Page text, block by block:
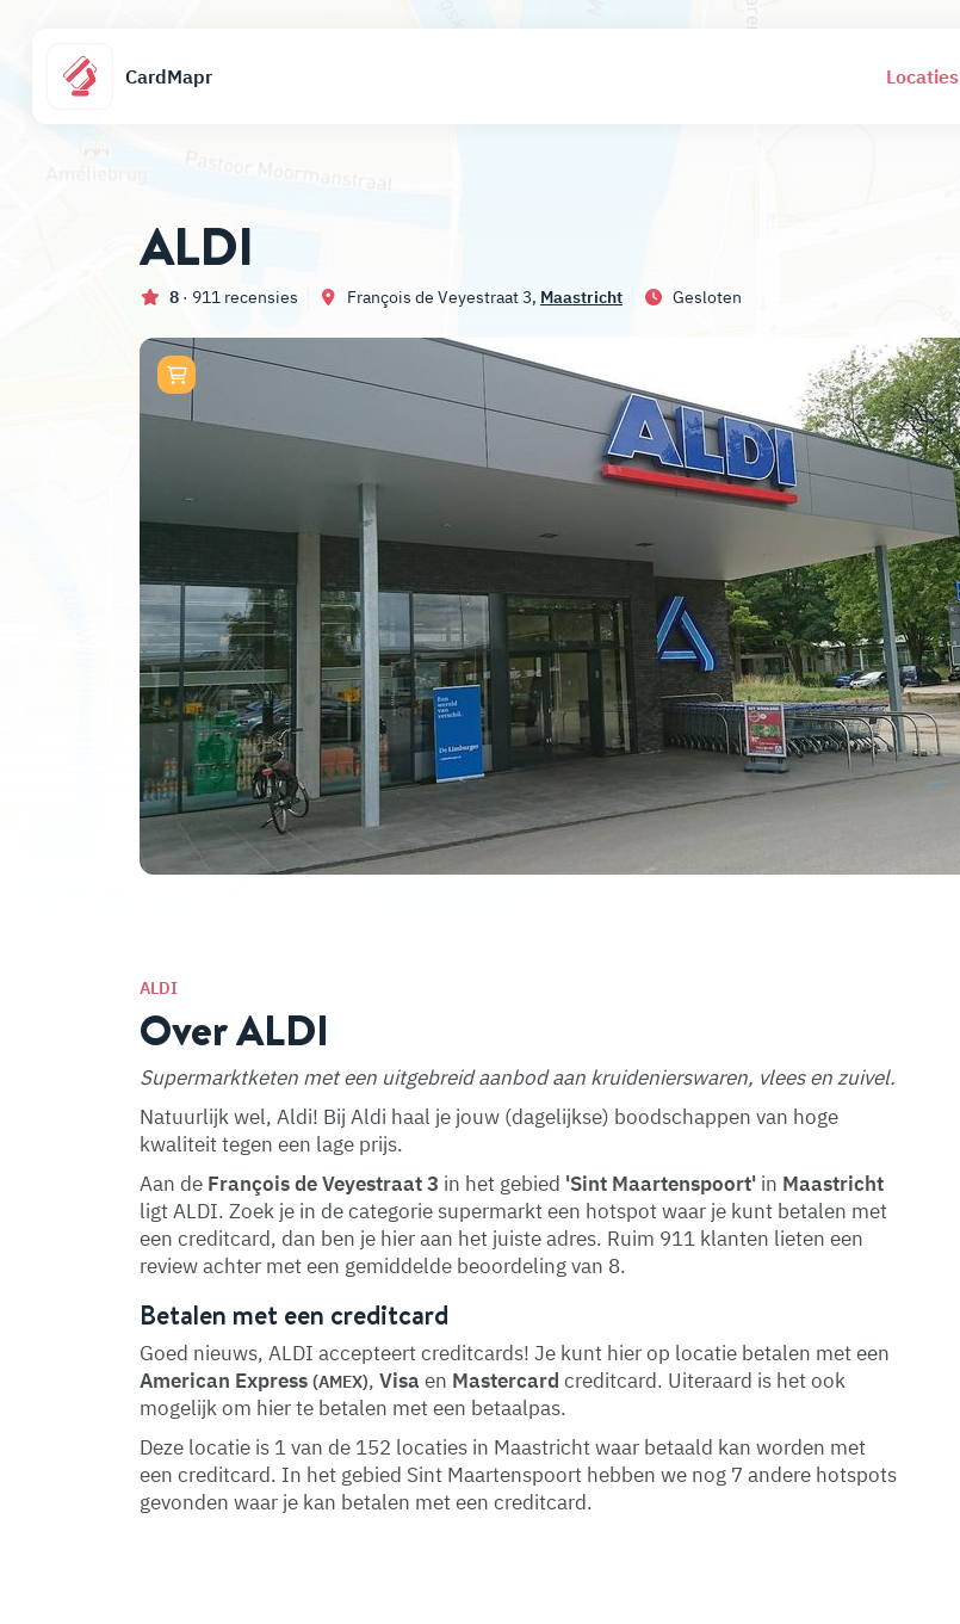
CardMapr Locaties
ALDI
8 · 911 recensies François de Veyestraat 3, Maastricht Gesloten
ALDI
Over ALDI
Supermarktketen met een uitgebreid aanbod aan kruidenierswaren, vlees en zuivel.
Natuurlijk wel, Aldi! Bij Aldi haal je jouw (dagelijkse) boodschappen van hoge
kwaliteit tegen een lage prijs.
Aan de François de Veyestraat 3 in het gebied 'Sint Maartenspoort' in Maastricht
ligt ALDI. Zoek je in de categorie supermarkt een hotspot waar je kunt betalen met
een creditcard, dan ben je hier aan het juiste adres. Ruim 911 klanten lieten een
review achter met een gemiddelde beoordeling van 8.
Betalen met een creditcard
Goed nieuws, ALDI accepteert creditcards! Je kunt hier op locatie betalen met een
American Express (AMEX), Visa en Mastercard creditcard. Uiteraard is het ook
mogelijk om hier te betalen met een betaalpas.
Deze locatie is 1 van de 152 locaties in Maastricht waar betaald kan worden met
een creditcard. In het gebied Sint Maartenspoort hebben we nog 7 andere hotspots
gevonden waar je kan betalen met een creditcard.